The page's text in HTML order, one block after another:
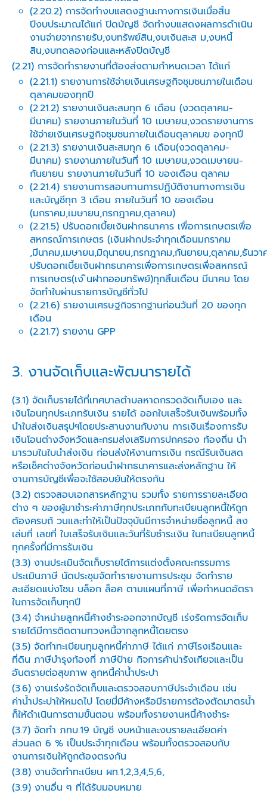
(2.20.2) การจัดทำงบแสดงฐานะทางการเงินเมื่อสิ้น
ปีงบประมาณได้แก่ ปิดบัญชี จัดทำงบแสดงผลการดำเนิน
งานจ่ายจากรายรับ,งบทรัพย์สิน,งบเงินสะส ม,งบหนี้
สิน,งบทดลองก่อนและหลังปิดบัญชี
(2.21) การจัดทำรายงานที่ต้องส่งตามกำหนดเวลา ได้แก่
(2.21.1) รายงานการใช้จ่ายเงินเศรษฐกิจชุมชนภายในเดือน
ตุลาคมของทุกปี
(2.21.2) รายงานเงินสะสมทุก 6 เดือน (งวดตุลาคม-
มีนาคม) รายงานภายในวันที่ 10 เมษายน,งวดรายงานการ
ใช้จ่ายเงินเศรษฐกิจชุมชนภายในเดือนตุลาคมข องทุกปี
(2.21.3) รายงานเงินสะสมทุก 6 เดือน(งวดตุลาคม-
มีนาคม) รายงานภายในวันที่ 10 เมษายน,งวดเมษายน-
กันยายน รายงานภายในวันที่ 10 ของเดือน ตุลาคม
(2.21.4) รายงานการสอบทานการปฏิบัติงานทางการเงิน
และบัญชีทุก 3 เดือน ภายในวันที่ 10 ของเดือน
(มกราคม,เมษายน,กรกฎาคม,ตุลาคม)
(2.21.5) ปรับดอกเบี้ยเงินฝากธนาคาร เพื่อการเกษตรเพื่อ
สหกรณ์การเกษตร (เงินฝากประจำทุกเดือนมกราคม
,มีนาคม,เมษายน,มิถุนายน,กรกฎาคม,กันยายน,ตุลาคม,ธันวา
ปรับดอกเบี้ยเงินฝากธนาคารเพื่อการเกษตรเพื่อสหกรณ์
การเกษตร(เง ินฝากออมทรัพย์)ทุกสิ้นเดือน มีนาคม โดย
จัดทำใบผ่านรายการบัญชีทั่วไป
(2.21.6) รายงานเศรษฐกิจรากฐานก่อนวันที่ 20 ของทุก
เดือน
(2.21.7) รายงาน GPP
3. งานจัดเก็บและพัฒนารายได้
(3.1) จัดเก็บรายได้ที่เทศบาลตำบลหาดกรวดจัดเก็บเอง และ
เงินโอนทุกประเภทรับเงิน รายได้ ออกใบเสร็จรับเงินพร้อมทั้ง
นำใบส่งเงินสรุปฯโดยประสานงานกับงาน การเงินเรื่องการรับ
เงินโอนต่างจังหวัดและกรมส่งเสริมการปกครอง ท้องถิ่น นำ
มารวมในใบนำส่งเงิน ก่อนส่งให้งานการเงิน กรณีรับเงินสด
หรือเช็คต่างจังหวัดก่อนนำฝากธนาคารและส่งหลักฐาน ให้
งานการบัญชีเพื่อจะใช้สอบยันให้ตรงกัน
(3.2) ตรวจสอบเอกสารหลักฐาน รวมทั้ง รายการรายละเอียด
ต่าง ๆ ของผู้มาชำระค่าภาษีทุกประเภทกับทะเบียนลูกหนี้ให้ถูก
ต้องครบถ้ วนและทำให้เป็นปัจจุบันมีการจำหน่ายชื่อลูกหนี้ ลง
เล่มที่ เลขที่ ใบเสร็จรับเงินและวันที่รับชำระเงิน ในทะเบียนลูกหนี้
ทุกครั้งที่มีการรับเงิน
(3.3) งานประเมินจัดเก็บรายได้การแต่งตั้งคณะกรรมการ
ประเมินภาษี นัดประชุมจัดทำรายงานการประชุม จัดทำราย
ละเอียดแบ่งโซน บล็อก ล็อค ตามแผนที่ภาษี เพื่อกำหนดอัตรา
ในการจัดเก็บทุกปี
(3.4) จำหน่ายลูกหนี้ค้างชำระออกจากบัญชี เร่งรัดการจัดเก็บ
รายได้มีการติดตามทวงหนี้จากลูกหนี้โดยตรง
(3.5) จัดทำทะเบียนทุมลูกหนี้ค่าภาษี ได้แก่ ภาษีโรงเรือนและ
ที่ดิน ภาษีบำรุงท้องที่ ภาษีป้าย กิจการค้าน่ารังเกียจและเป็น
อันตรายต่อสุขภาพ ลูกหนี้ค่าน้ำประปา
(3.6) งานเร่งรัดจัดเก็บและตรวจสอบภาษีประจำเดือน เช่น
ค่าน้ำประปาให้หมดไป โดยมี่มีค้างหรือมีรายการต้องตัดมาตรน้ำ
ก็ให้ดำเนินการตามขั้นตอน พร้อมทั้งรายงานหนี้ค้างชำระ
(3.7) จัดทำ ภทบ.19 บัญชี งบหน้าและงบรายละเอียดค่า
ส่วนลด 6 % เป็นประจำทุกเดือน พร้อมทั้งตรวจสอบกับ
งานการเงินให้ถูกต้องตรงกัน
(3.8) งานจัดทำทะเบียน ผท.1,2,3,4,5,6,
(3.9) งานอื่น ๆ ที่ได้รับมอบหมาย